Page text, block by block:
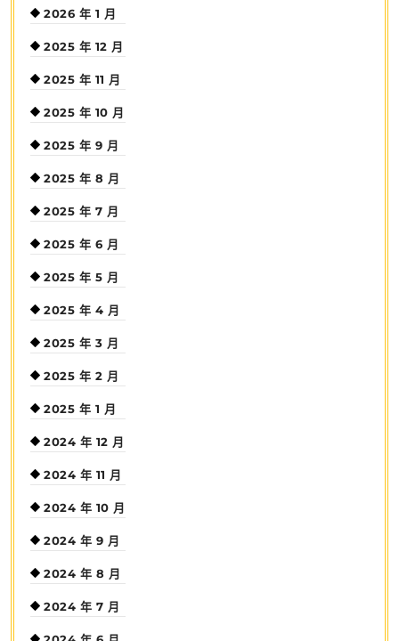
2026 年 1 月
2025 年 12 月
2025 年 11 月
2025 年 10 月
2025 年 9 月
2025 年 8 月
2025 年 7 月
2025 年 6 月
2025 年 5 月
2025 年 4 月
2025 年 3 月
2025 年 2 月
2025 年 1 月
2024 年 12 月
2024 年 11 月
2024 年 10 月
2024 年 9 月
2024 年 8 月
2024 年 7 月